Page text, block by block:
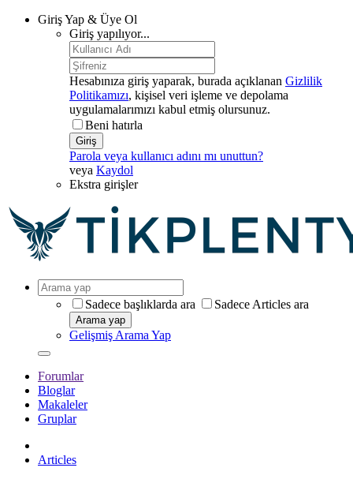
Giriş Yap & Üye Ol
Giriş yapılıyor...
Hesabınıza giriş yaparak, burada açıklanan Gizlilik
Politikamızı, kişisel veri işleme ve depolama
uygulamalarımızı kabul etmiş olursunuz.
Beni hatırla
Giriş
Parola veya kullanıcı adını mı unuttun?
veya Kaydol
Ekstra girişler
Sadece başlıklarda ara Sadece Articles ara
Arama yap
Gelişmiş Arama Yap
Forumlar
Bloglar
Makaleler
Gruplar
Articles